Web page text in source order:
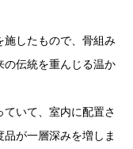
施したもので、骨組み
の伝統を重んじる温か
いて、室内に配置さ
が一層深みを増しま